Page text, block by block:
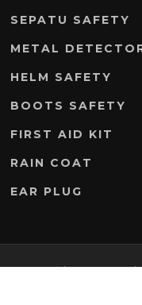
SEPATU SAFETY
METAL
HELM SAFETY
BOOTS SAFETY
FIRST AID KIT
RAIN COAT
EAR PLUG
Copyright © 2026 PD